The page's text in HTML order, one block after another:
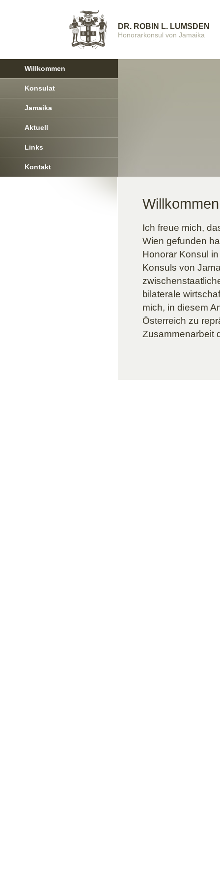
DR. ROBIN L. LUMSDEN
Honorarkonsul von Jamaika
Willkommen
Konsulat
Jamaika
Aktuell
Links
Kontakt
Willkommen
Ich freue mich,
Wien gefunden
Honorar Konsul
Konsuls von
bilaterale
mich, in diesem
Österreich zu
Zusammenarbeit